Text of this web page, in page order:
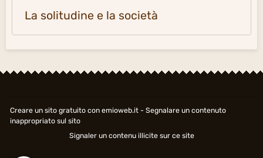
La solitudine e la società
Creare un sito gratuito con emioweb.it - Segnalare un contenuto
inappropriato sul sito
Signaler un contenu illicite sur ce site